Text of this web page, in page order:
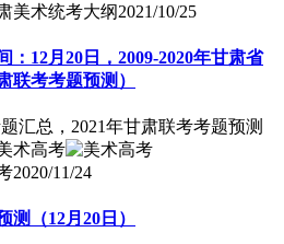
美术统考大纲2021/10/25
：12月20日，2009-2020年甘肃省
联考考题预测）
汇总，2021年甘肃联考考题预测
2020/11/24
测（12月20日）